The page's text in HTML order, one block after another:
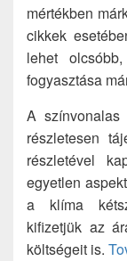
mértékben
cikkek
lehet
fogyasztása
A
részletesen
részletével
egyetlen
a klíma
kifizetjük az
költségeit is.